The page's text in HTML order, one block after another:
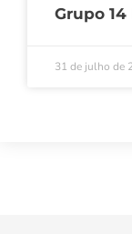
Grupo 14
31 de julho de